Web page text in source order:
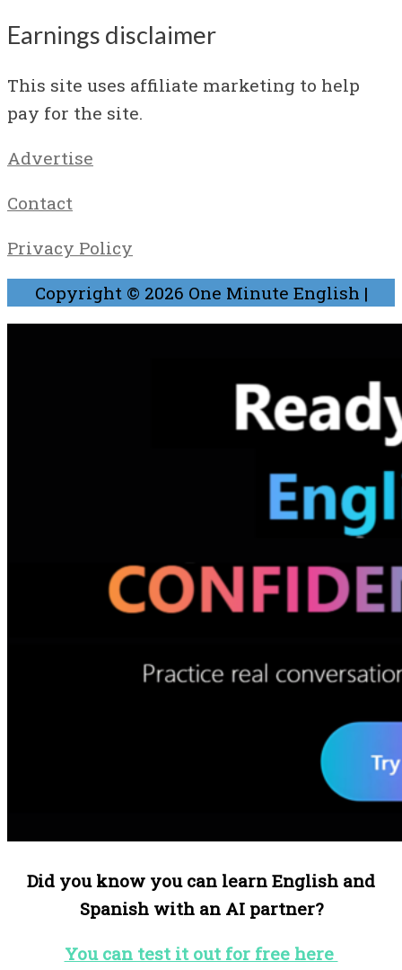
Earnings disclaimer
This site uses affiliate marketing to help
pay for the site.
Advertise
Contact
Privacy Policy
Copyright © 2026 One Minute English |
Did you know you can learn English and
Spanish with an AI partner?
You can test it out for free here